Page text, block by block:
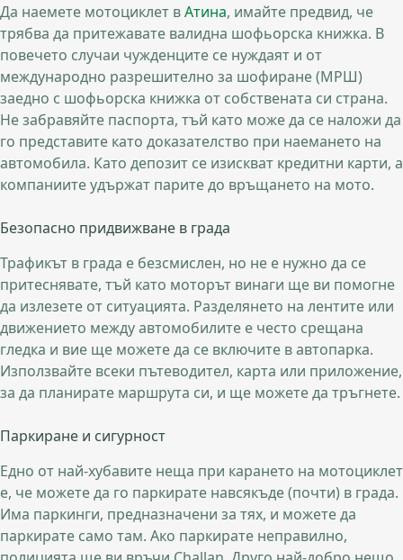
Да наемете мотоциклет вАтина, имайте предвид, че
трябва да притежавате валидна шофьорска книжка. В
повечето случаи чужденците се нуждаят и от
международно разрешително за шофиране (МРШ)
заедно с шофьорска книжка от собствената си страна.
Не забравяйте паспорта, тъй като може да се наложи да
го представите като доказателство при наемането на
автомобила. Като депозит се изискват кредитни карти, а
компаниите удържат парите до връщането на мото.
Безопасно придвижване в града
Трафикът в града е безсмислен, но не е нужно да се
притеснявате, тъй като моторът винаги ще ви помогне
да излезете от ситуацията. Разделянето на лентите или
движението между автомобилите е често срещана
гледка и вие ще можете да се включите в автопарка.
Използвайте всеки пътеводител, карта или приложение,
за да планирате маршрута си, и ще можете да тръгнете.
Паркиране и сигурност
Едно от най-хубавите неща при карането на мотоциклет
е, че можете да го паркирате навсякъде (почти) в града.
Има паркинги, предназначени за тях, и можете да
паркирате само там. Ако паркирате неправилно,